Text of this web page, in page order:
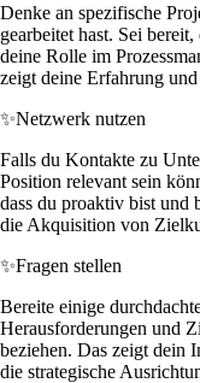
Denke an spezifische
gearbeitet hast. Sei
deine Rolle im
zeigt deine Erfahrung
✨Netzwerk nutzen
Falls du Kontakte zu
Position relevant sein
dass du proaktiv bist und
die Akquisition von
✨Fragen stellen
Bereite einige
Herausforderungen und
beziehen. Das zeigt dein
die strategische